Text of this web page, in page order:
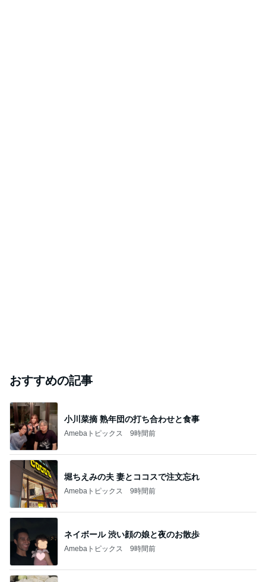
おすすめの記事
小川菜摘 熟年団の打ち合わせと食事
Amebaトピックス 9時間前
堀ちえみの夫 妻とココスで注文忘れ
Amebaトピックス 9時間前
ネイボール 渋い顔の娘と夜のお散歩
Amebaトピックス 9時間前